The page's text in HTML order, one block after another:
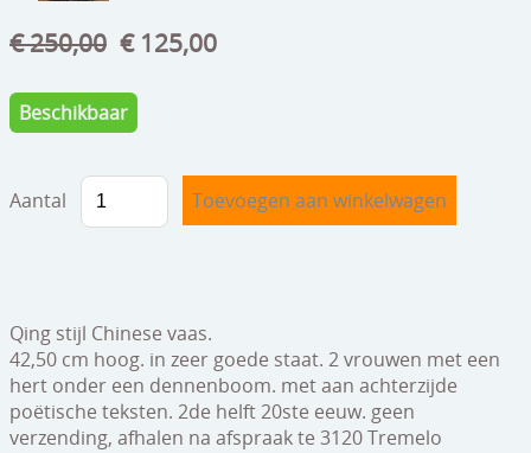
klokken
tapijten
boeken
geschenkcheques
€ 250,00 € 125,00
Beschikbaar
Aantal
Qing stijl Chinese vaas.
42,50 cm hoog. in zeer goede staat. 2 vrouwen met een
hert onder een dennenboom. met aan achterzijde
poëtische teksten. 2de helft 20ste eeuw. geen
verzending, afhalen na afspraak te 3120 Tremelo